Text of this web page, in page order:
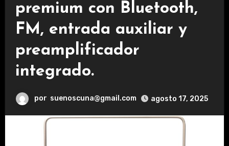
premium con Bluetooth,
FM, entrada auxiliar y
preamplificador
integrado.
por suenoscuna@gmail.com agosto 17, 2025